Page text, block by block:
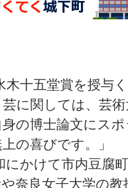
木十五堂賞を授与
に関しては、芸
の博士論文にス
の喜びです。」
にかけて市内豆腐
奈良女子大学の